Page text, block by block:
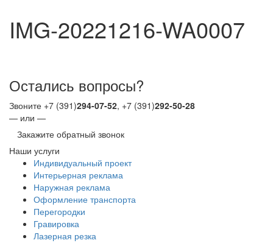
IMG-20221216-WA0007
Остались вопросы?
Звоните +7 (391)294-07-52, +7 (391)292-50-28
— или —
Закажите обратный звонок
Наши услуги
Индивидуальный проект
Интерьерная реклама
Наружная реклама
Оформление транспорта
Перегородки
Гравировка
Лазерная резка